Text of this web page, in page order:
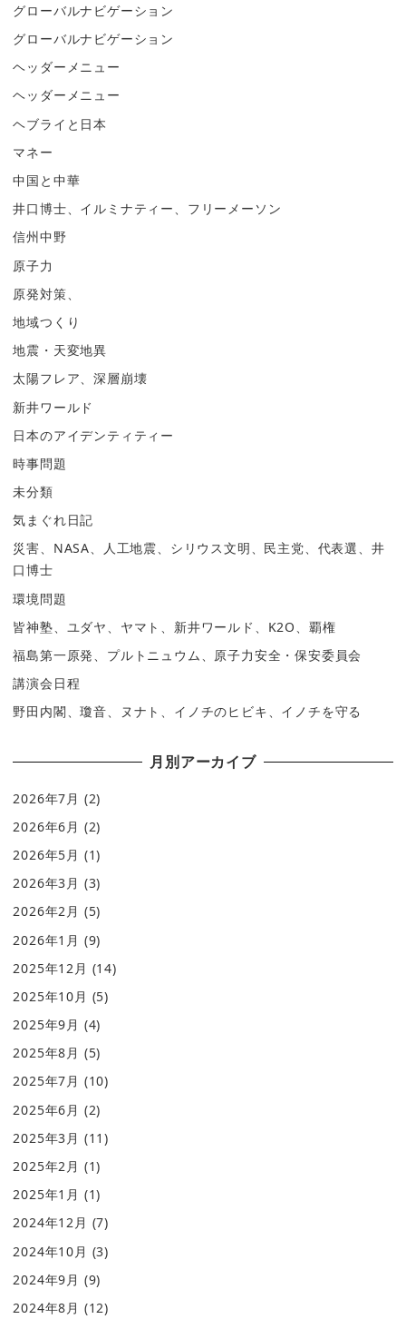
グローバルナビゲーション
グローバルナビゲーション
ヘッダーメニュー
ヘッダーメニュー
ヘブライと日本
マネー
中国と中華
井口博士、イルミナティー、フリーメーソン
信州中野
原子力
原発対策、
地域つくり
地震・天変地異
太陽フレア、深層崩壊
新井ワールド
日本のアイデンティティー
時事問題
未分類
気まぐれ日記
災害、NASA、人工地震、シリウス文明、民主党、代表選、井
口博士
環境問題
皆神塾、ユダヤ、ヤマト、新井ワールド、K2O、覇権
福島第一原発、プルトニュウム、原子力安全・保安委員会
講演会日程
野田内閣、瓊音、ヌナト、イノチのヒビキ、イノチを守る
月別アーカイブ
2026年7月 (2)
2026年6月 (2)
2026年5月 (1)
2026年3月 (3)
2026年2月 (5)
2026年1月 (9)
2025年12月 (14)
2025年10月 (5)
2025年9月 (4)
2025年8月 (5)
2025年7月 (10)
2025年6月 (2)
2025年3月 (11)
2025年2月 (1)
2025年1月 (1)
2024年12月 (7)
2024年10月 (3)
2024年9月 (9)
2024年8月 (12)